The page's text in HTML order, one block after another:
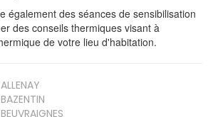
également des séances de sensibilisation
des conseils thermiques visant à
de votre lieu d'habitation.
ALLENAY
BAZENTIN
BEUVRAIGNES